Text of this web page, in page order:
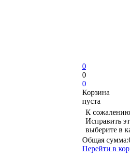
0
0
0
Корзина
пуста
К
Исправить
выберите в
Общая сумма:
Перейти в